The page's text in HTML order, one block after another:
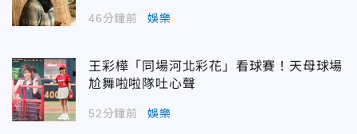
46分鐘前 娛樂
王彩樺「同場河北彩花」看球賽！天母球場
尬舞啦啦隊吐心聲
52分鐘前 娛樂